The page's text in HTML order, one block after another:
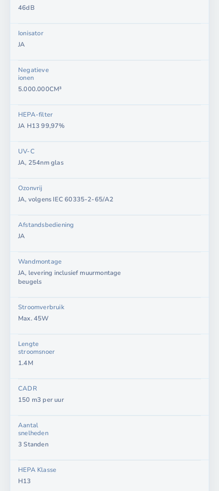
46dB
Ionisator
JA
Negatieve
ionen
5.000.000CM³
HEPA-filter
JA H13 99,97%
UV-C
JA, 254nm glas
Ozonvrij
JA, volgens IEC 60335-2-65/A2
Afstandsbediening
JA
Wandmontage
JA, levering inclusief muurmontage
beugels
Stroomverbruik
Max. 45W
Lengte
stroomsnoer
1.4M
CADR
150 m3 per uur
Aantal
snelheden
3 Standen
HEPA Klasse
H13